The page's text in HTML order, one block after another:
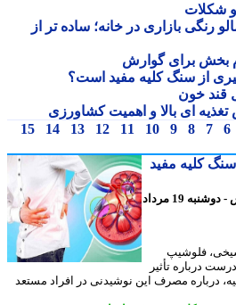
بازاری در خانه؛ ساده تر از
برای گوارش
از سنگ کلیه مفید است؟
ای بالا و اهمیت کشاورزی
7
8
9
10
11
12
13
14
15
کلیه مفید
7 ساعت پیش - دوشنبه 19 مرداد
فلوشیپ
درباره تأثیر
مصرف این نوشیدنی در افراد مستعد